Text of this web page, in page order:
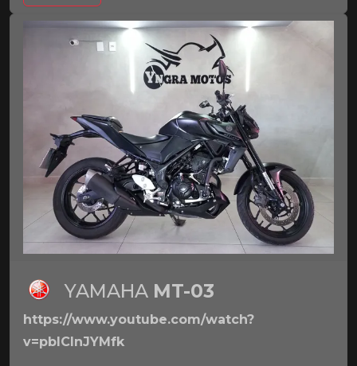
YAMAHA MT-03
https://www.youtube.com/watch?
v=pbICInJYMfk